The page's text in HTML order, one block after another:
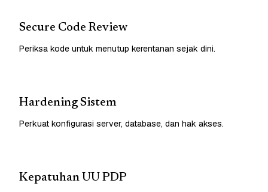
Secure Code Review
Periksa kode untuk menutup kerentanan sejak dini.
Hardening Sistem
Perkuat konfigurasi server, database, dan hak akses.
Kepatuhan UU PDP